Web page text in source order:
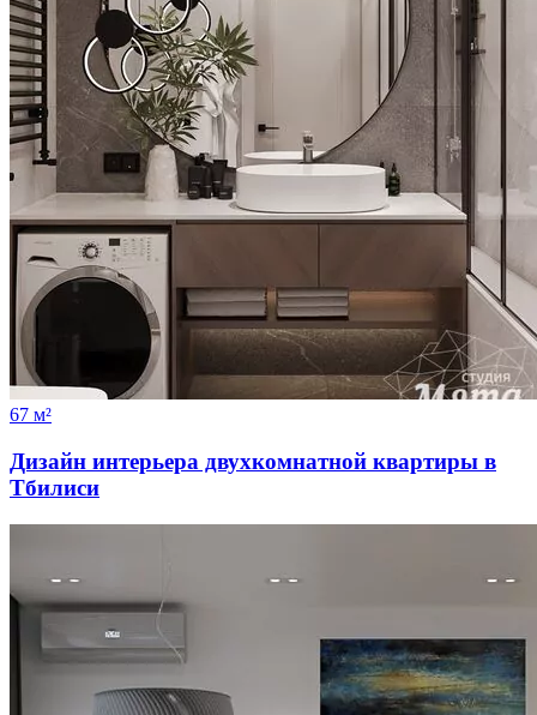
67 м²
Дизайн интерьера двухкомнатной квартиры в
Тбилиси